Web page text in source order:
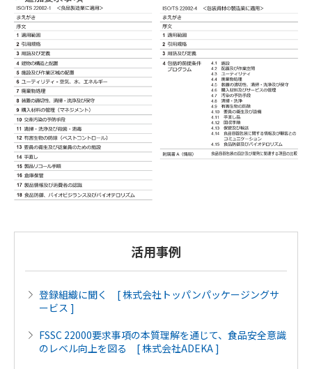
活用事例
登録組織に聞く [ 株式会社トッパンパッケージングサ
ービス ]
FSSC 22000要求事項の本質理解を通じて、食品安全意識
のレベル向上を図る [ 株式会社ADEKA ]